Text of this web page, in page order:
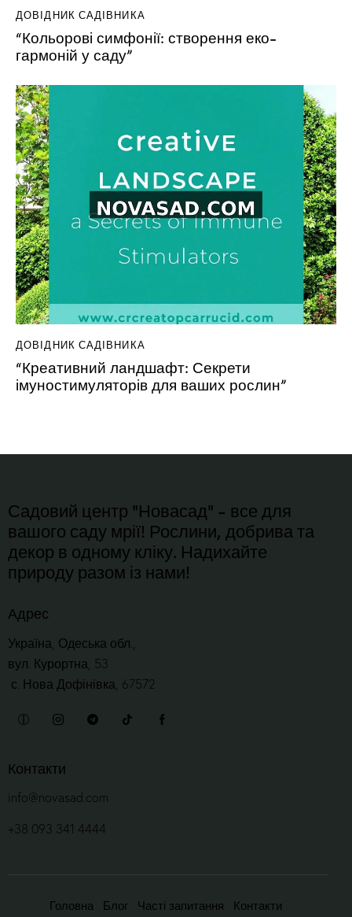
ДОВІДНИК САДІВНИКА
“Кольорові симфонії: створення еко-
гармоній у саду”
ДОВІДНИК САДІВНИКА
“Креативний ландшафт: Секрети
імуностимуляторів для ваших рослин”
Садовий центр "Новасад" - все для
вашого саду мрії! Рослини, добрива та
декор в одному кліку. Надихайте
природу разом із нами!
Адрес
Україна, Одеська обл.,
вул. Курортна, 53
с. Нова Дофінівка, 67572
Контакти
info@novasad.com
+38 093 341 4444
Головна Блог Часті запитання Контакти